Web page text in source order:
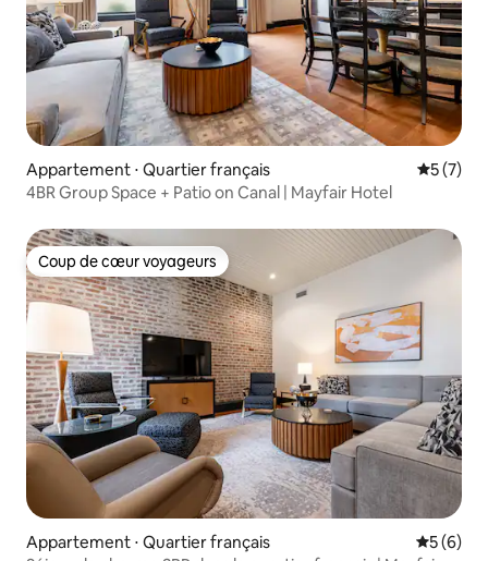
Appartement ⋅ Quartier français
5 (7)
4BR Group Space + Patio on Canal | Mayfair Hotel
Coup de cœur voyageurs
Coup de cœur voyageurs
Appartement ⋅ Quartier français
5 (6)